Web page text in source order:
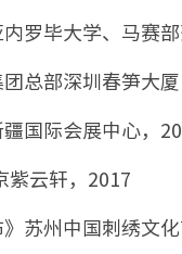
罗毕大学、马赛
总部深圳春笋大
国际会展中心，
紫云轩，2017
苏州中国刺绣文